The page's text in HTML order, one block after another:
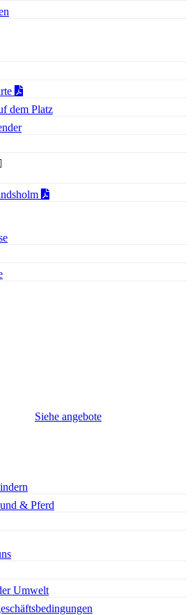
dem Platz
Siehe angebote
& Pferd
Umwelt